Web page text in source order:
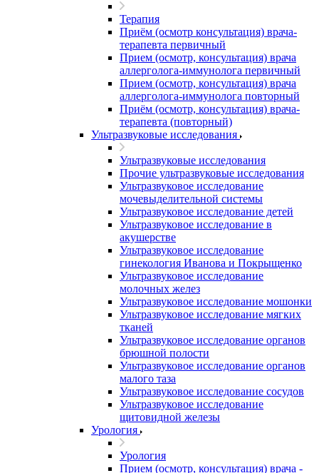
Терапия
Приём (осмотр консультация) врача-
терапевта первичный
Прием (осмотр, консультация) врача
аллерголога-иммунолога первичный
Прием (осмотр, консультация) врача
аллерголога-иммунолога повторный
Приём (осмотр, консультация) врача-
терапевта (повторный)
Ультразвуковые исследования
Ультразвуковые исследования
Прочие ультразвуковые исследования
Ультразвуковое исследование
мочевыделительной системы
Ультразвуковое исследование детей
Ультразвуковое исследование в
акушерстве
Ультразвуковое исследование
гинекология Иванова и Покрыщенко
Ультразвуковое исследование
молочных желез
Ультразвуковое исследование мошонки
Ультразвуковое исследование мягких
тканей
Ультразвуковое исследование органов
брюшной полости
Ультразвуковое исследование органов
малого таза
Ультразвуковое исследование сосудов
Ультразвуковое исследование
щитовидной железы
Урология
Урология
Прием (осмотр, консультация) врача -